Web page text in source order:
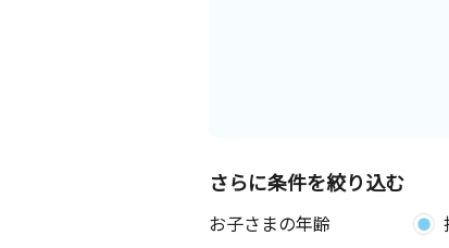
さらに条件を絞り込む
お子さまの年齢